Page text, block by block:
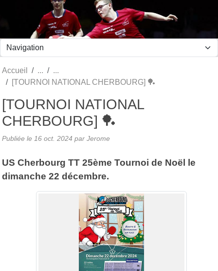
Accueil
[TOURNOI NATIONAL CHERBOURG] 🏓
[TOURNOI NATIONAL
CHERBOURG] 🏓
Publiée le 16 oct. 2024 par Jerome
US Cherbourg TT 25ème Tournoi de Noël le
dimanche 22 décembre.
Panneau de gestion des cookies